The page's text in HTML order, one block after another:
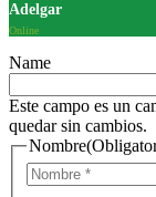
Adelgar
Online
Name
Este campo es un
quedar sin cambios.
Nombre